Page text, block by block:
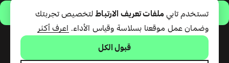
حمّل التطبيق
تقدّم شركة تابي ذ.م.م خدمة الدفع
تستخدم تابي ملفات تعريف الارتباطلتخصيص تجربتك
وضمان عمل موقعنا بسلاسة وقياس الأداء.
اعرف أكثر
قبول الكل